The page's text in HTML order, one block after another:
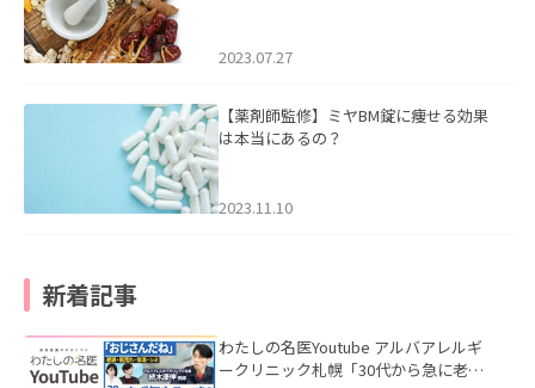
2023.07.27
【薬剤師監修】ミヤBM錠に痩せる効果
は本当にあるの？
2023.11.10
新着記事
わたしの名医Youtube アルバアレルギ
ークリニック札幌「30代から急に老け